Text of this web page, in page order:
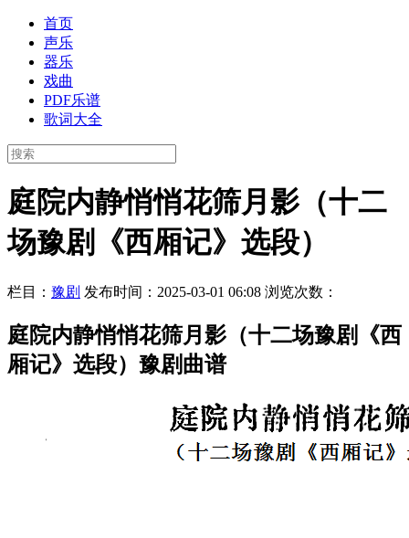
首页
声乐
器乐
戏曲
PDF乐谱
歌词大全
庭院内静悄悄花筛月影（十二
场豫剧《西厢记》选段）
栏目： 豫剧 发布时间：2025-03-01 06:08 浏览次数：
庭院内静悄悄花筛月影（十二场豫剧《西
厢记》选段）豫剧曲谱